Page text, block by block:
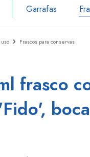
Garrafas
Recipiente de armazenamento
mesa
Frascos para conservas
frasco